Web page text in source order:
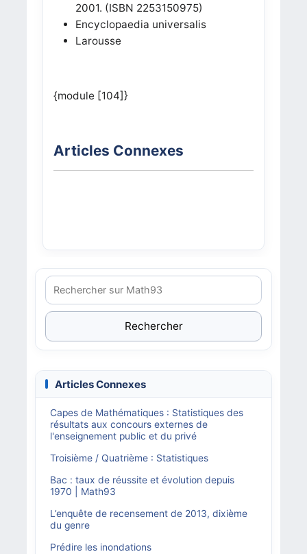
2001. (ISBN 2253150975)
Encyclopaedia universalis
Larousse
{module [104]}
Articles Connexes
Rechercher
Articles Connexes
Capes de Mathématiques : Statistiques des
résultats aux concours externes de
l'enseignement public et du privé
Troisième / Quatrième : Statistiques
Bac : taux de réussite et évolution depuis
1970 | Math93
L’enquête de recensement de 2013, dixième
du genre
Prédire les inondations